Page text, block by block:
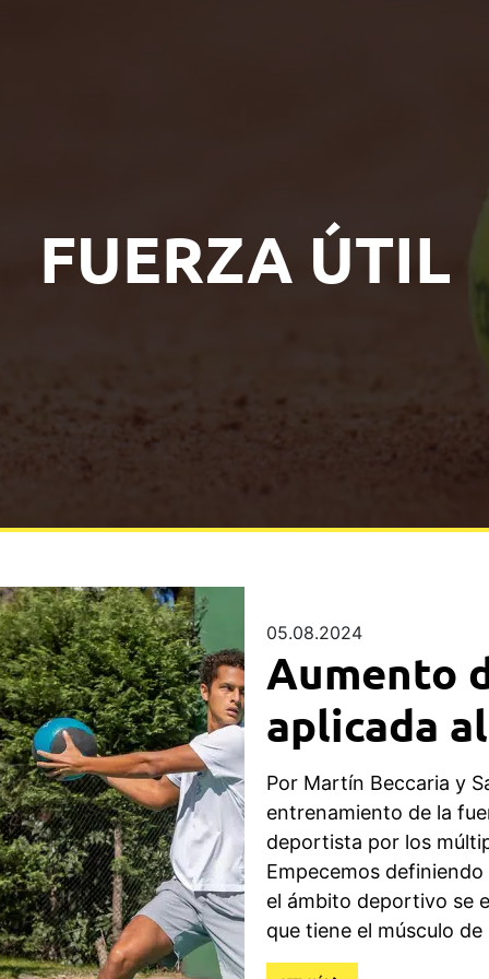
FUERZA ÚTIL
05.08.2024
Aumento
aplicada
Por Martín Beccaria y
entrenamiento de la
deportista por los
Empecemos
el ámbito deportivo se
que tiene el músculo